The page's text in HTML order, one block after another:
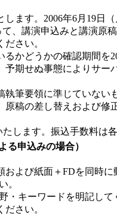
ます。2006年6月19日
て、講演申込みと講演原
さい。
かどうかの確認期間を
期せぬ事態によりサ
筆要領に準じていな
稿の差し替えおよび修
します。振込手数料は
る申込みの場合）
よび紙面＋FDを同時
。
・キーワードを明記し
さい。